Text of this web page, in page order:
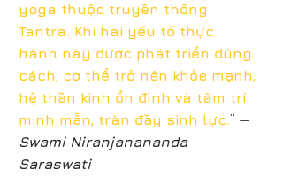
yoga thuộc truyền thống
Tantra. Khi hai yếu tố thực
hành này được phát triển đúng
cách, cơ thể trở nên khỏe mạnh,
hệ thần kinh ổn định và tâm trí
minh mẫn, tràn đầy sinh lực.” —
Swami Niranjanananda
Saraswati